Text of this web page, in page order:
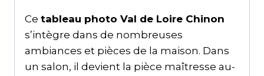
Ce tableau photo Val de Loire Chinon
s’intègre dans de nombreuses
ambiances et pièces de la maison. Dans
un salon, il devient la pièce maîtresse au-